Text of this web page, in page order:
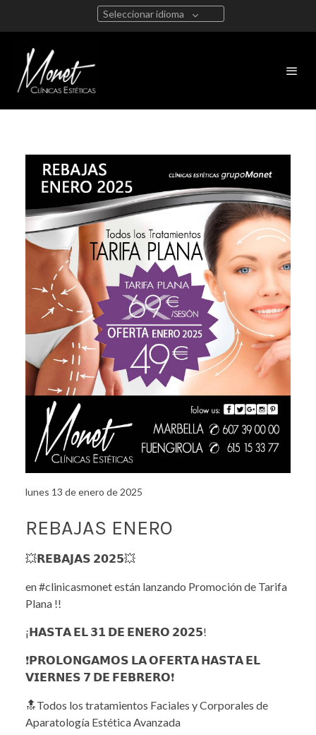
Seleccionar idioma
lunes 13 de enero de 2025
REBAJAS ENERO
💥𝗥𝗘𝗕𝗔𝗝𝗔𝗦 𝟮𝟬𝟮𝟱💥
en #clinicasmonet están lanzando Promoción de Tarifa
Plana !!
¡𝗛𝗔𝗦𝗧𝗔 𝗘𝗟 𝟯𝟭 𝗗𝗘 𝗘𝗡𝗘𝗥𝗢 𝟮𝟬𝟮𝟱!
❗️𝗣𝗥𝗢𝗟𝗢𝗡𝗚𝗔𝗠𝗢𝗦 𝗟𝗔 𝗢𝗙𝗘𝗥𝗧𝗔 𝗛𝗔𝗦𝗧𝗔 𝗘𝗟
𝗩𝗜𝗘𝗥𝗡𝗘𝗦 𝟳 𝗗𝗘 𝗙𝗘𝗕𝗥𝗘𝗥𝗢❗️
🔝Todos los tratamientos Faciales y Corporales de
Aparatología Estética Avanzada